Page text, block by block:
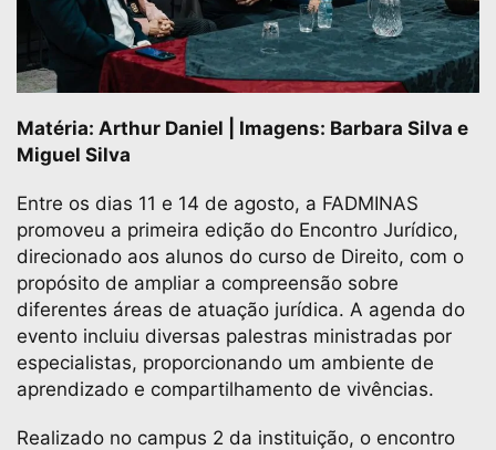
Matéria: Arthur Daniel | Imagens: Barbara Silva e
Miguel Silva
Entre os dias 11 e 14 de agosto, a FADMINAS
promoveu a primeira edição do Encontro Jurídico,
direcionado aos alunos do curso de Direito, com o
propósito de ampliar a compreensão sobre
diferentes áreas de atuação jurídica. A agenda do
evento incluiu diversas palestras ministradas por
especialistas, proporcionando um ambiente de
aprendizado e compartilhamento de vivências.
Realizado no campus 2 da instituição, o encontro